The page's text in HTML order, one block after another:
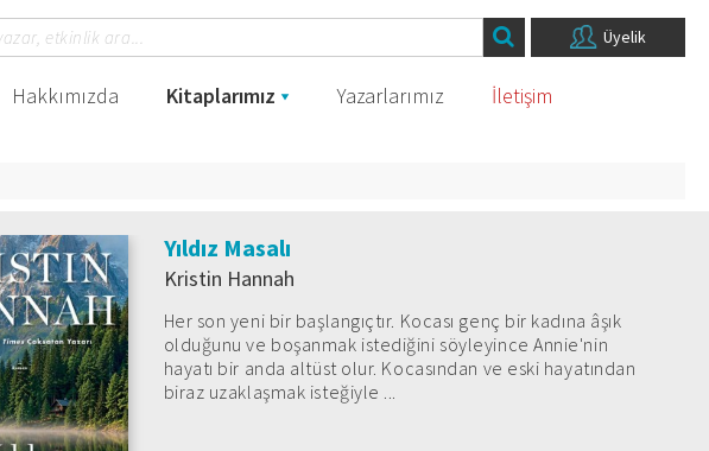
Üyelik
Hakkımızda Kitaplarımız Yazarlarımız
İletişim
Yıldız Masalı
Kristin Hannah
Her son yeni bir başlangıçtır. Kocası genç bir kadına âşık
olduğunu ve boşanmak istediğini söyleyince Annie'nin
hayatı bir anda altüst olur. Kocasından ve eski hayatından
biraz uzaklaşmak isteğiyle ...